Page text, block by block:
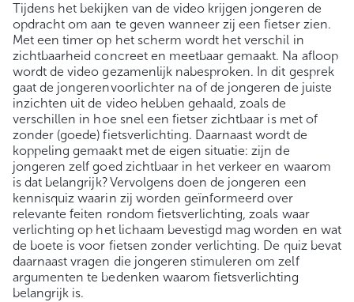
Tijdens het bekijken van de video krijgen jongeren de
opdracht om aan te geven wanneer zij een fietser zien.
Met een timer op het scherm wordt het verschil in
zichtbaarheid concreet en meetbaar gemaakt. Na afloop
wordt de video gezamenlijk nabesproken. In dit gesprek
gaat de jongerenvoorlichter na of de jongeren de juiste
inzichten uit de video hebben gehaald, zoals de
verschillen in hoe snel een fietser zichtbaar is met of
zonder (goede) fietsverlichting. Daarnaast wordt de
koppeling gemaakt met de eigen situatie: zijn de
jongeren zelf goed zichtbaar in het verkeer en waarom
is dat belangrijk? Vervolgens doen de jongeren een
kennisquiz waarin zij worden geïnformeerd over
relevante feiten rondom fietsverlichting, zoals waar
verlichting op het lichaam bevestigd mag worden en wat
de boete is voor fietsen zonder verlichting. De quiz bevat
daarnaast vragen die jongeren stimuleren om zelf
argumenten te bedenken waarom fietsverlichting
belangrijk is.